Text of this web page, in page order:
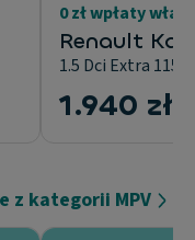
0 zł wpłaty
Renault
1.5 Dci Extra
1.940 zł
z kategorii MPV